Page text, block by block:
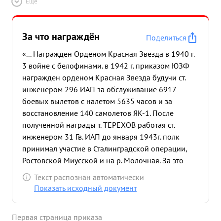
За что награждён
Поделиться
«... Награжден Орденом Красная Звезда в 1940 г.
3 войне с белофинами. в 1942 г. приказом ЮЗФ
награжден орденом Красная Звезда будучи ст.
инженером 296 ИАП за обслуживание 6917
боевых вылетов с налетом 5635 часов и за
восстановление 140 самолетов ЯК-1. После
полученной награды т. ТЕРЕХОВ работая ст.
инженером 31 Гв. ИАП до января 1943г. полк
принимал участие в Сталинградской операции,
Ростовской Миусской и на р. Молочная. За это
время полк совершил более 6000 боевых
вылетов и отремонтировано под его
Текст распознан автоматически
Показать исходный документ
Первая страница приказа